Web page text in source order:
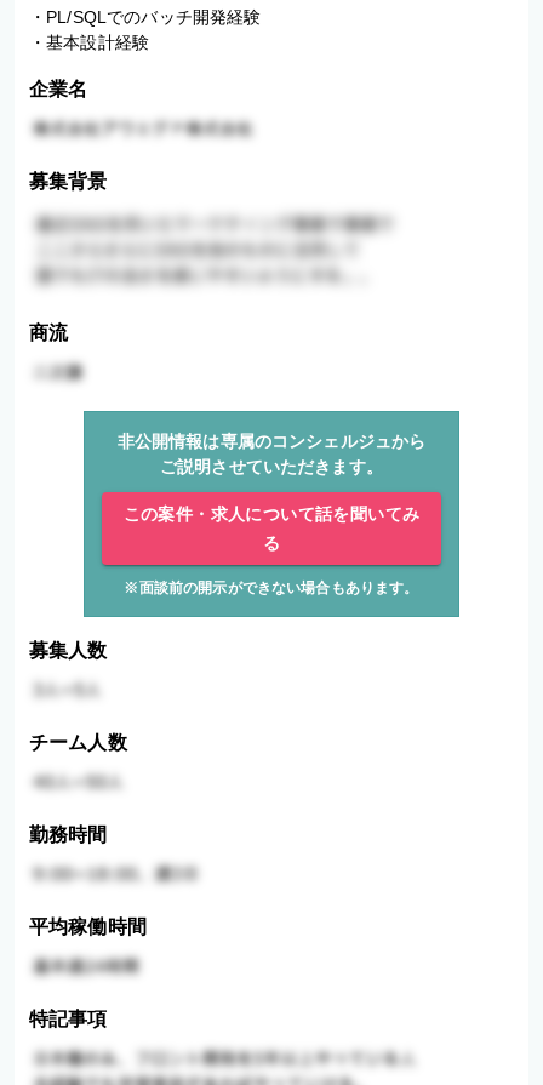
・PL/SQLでのバッチ開発経験
・基本設計経験
企業名
募集背景
商流
非公開情報は専属のコンシェルジュから
ご説明させていただきます。
この案件・求人について話を聞いてみ
る
※面談前の開示ができない場合もあります。
募集人数
チーム人数
勤務時間
平均稼働時間
特記事項